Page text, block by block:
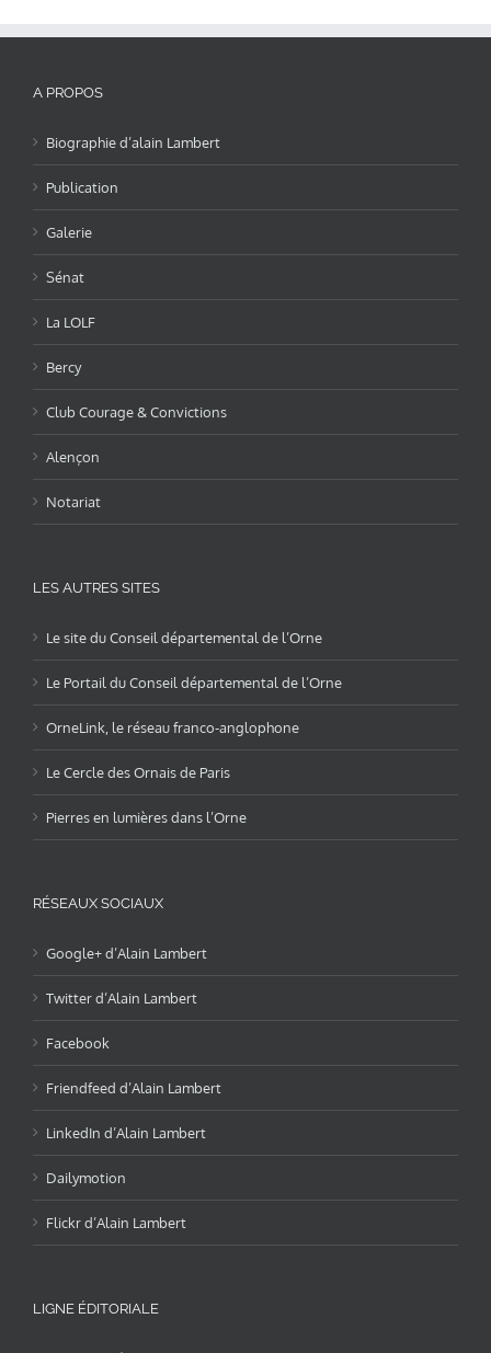
A PROPOS
Biographie d’alain Lambert
Publication
Galerie
Sénat
La LOLF
Bercy
Club Courage & Convictions
Alençon
Notariat
LES AUTRES SITES
Le site du Conseil départemental de l’Orne
Le Portail du Conseil départemental de l’Orne
OrneLink, le réseau franco-anglophone
Le Cercle des Ornais de Paris
Pierres en lumières dans l’Orne
RÉSEAUX SOCIAUX
Google+ d’Alain Lambert
Twitter d’Alain Lambert
Facebook
Friendfeed d’Alain Lambert
LinkedIn d’Alain Lambert
Dailymotion
Flickr d’Alain Lambert
LIGNE ÉDITORIALE